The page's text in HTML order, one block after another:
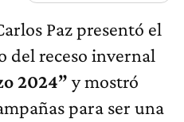
Paz presentó el
del receso invernal
2024” y mostró
para ser una